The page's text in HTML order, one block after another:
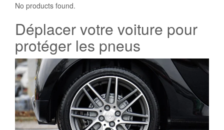
No products found.
Déplacer votre voiture pour
protéger les pneus